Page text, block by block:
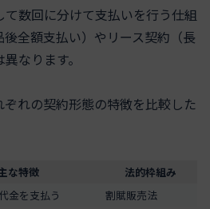
数回に分けて支払いを行う仕組
全額支払い）やリース契約（長
なります。
れの契約形態の特徴を比較した
な特徴
法的枠組み
金を支払う
割賦販売法